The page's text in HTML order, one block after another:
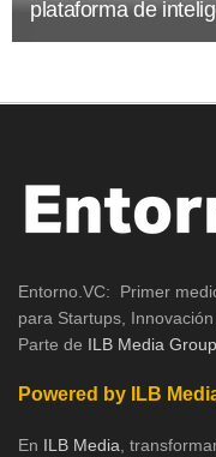
plataforma de
Entorno.VC: Primer
para Startups,
Parte de ILB Media Group
Powered by ILB
En ILB Media ,